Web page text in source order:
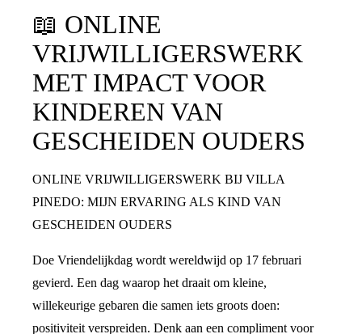
📖 ONLINE
VRIJWILLIGERSWERK
MET IMPACT VOOR
KINDEREN VAN
GESCHEIDEN OUDERS
ONLINE VRIJWILLIGERSWERK BIJ VILLA
PINEDO: MIJN ERVARING ALS KIND VAN
GESCHEIDEN OUDERS
Doe Vriendelijkdag wordt wereldwijd op 17 februari
gevierd. Een dag waarop het draait om kleine,
willekeurige gebaren die samen iets groots doen:
positiviteit verspreiden. Denk aan een compliment voor